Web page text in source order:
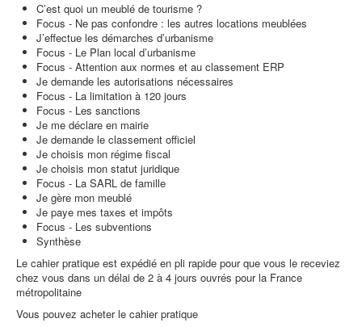
C’est quoi un meublé de tourisme ?
Focus - Ne pas confondre : les autres locations meublées
J’effectue les démarches d’urbanisme
Focus - Le Plan local d’urbanisme
Focus - Attention aux normes et au classement ERP
Je demande les autorisations nécessaires
Focus - La limitation à 120 jours
Focus - Les sanctions
Je me déclare en mairie
Je demande le classement officiel
Je choisis mon régime fiscal
Je choisis mon statut juridique
Focus - La SARL de famille
Je gère mon meublé
Je paye mes taxes et impôts
Focus - Les subventions
Synthèse
Le cahier pratique est expédié en pli rapide pour que vous le receviez
chez vous dans un délai de 2 à 4 jours ouvrés pour la France
métropolitaine
Vous pouvez acheter le cahier pratique